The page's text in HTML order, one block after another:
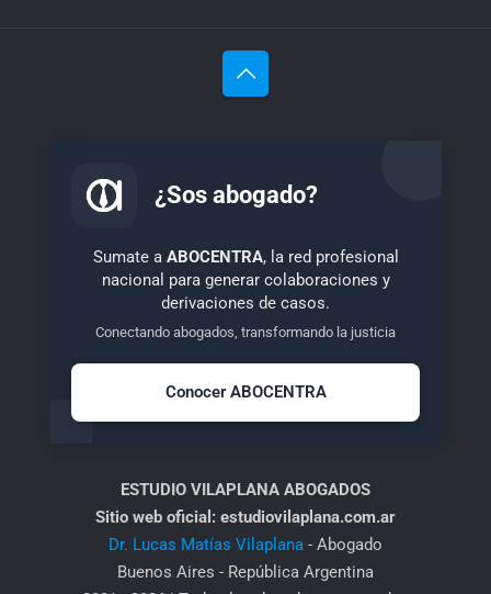
¿Sos abogado?
Sumate a ABOCENTRA, la red profesional
nacional para generar colaboraciones y
derivaciones de casos.
Conectando abogados, transformando la justicia
Conocer ABOCENTRA
ESTUDIO VILAPLANA ABOGADOS
Sitio web oficial: estudiovilaplana.com.ar
Dr. Lucas Matías Vilaplana - Abogado
Buenos Aires - República Argentina